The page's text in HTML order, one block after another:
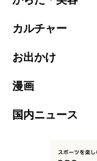
カルチャー
お出かけ
漫画
国内ニュース